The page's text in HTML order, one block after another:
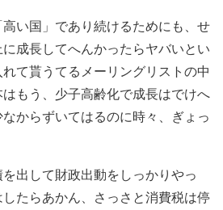
い国」であり続けるためにも、せ
成長してへんかったらヤバいとい
て貰うてるメーリングリストの中
もう、少子高齢化で成長はでけへ
からずいてはるのに時々、ぎょっ
出して財政出動をしっかりやっ
たらあかん、さっさと消費税は停